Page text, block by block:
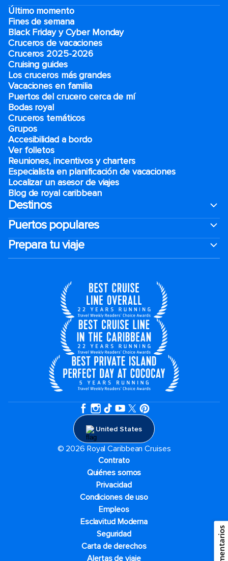
Último momento
Fines de semana
Black Friday y Cyber Monday
Cruceros de vacaciones
Cruceros 2025-2026
Cruising guides
Los cruceros más grandes
Vacaciones en familia
Puertos del crucero cerca de mí
Bodas royal
Cruceros temáticos
Grupos
Accesibilidad a bordo
Ver folletos
Reuniones, incentivos y charters​
Especialista en planificación de vacaciones
Localizar un asesor de viajes
Blog de royal caribbean
Destinos
Puertos populares
Prepara tu viaje
United States
© 2026 Royal Caribbean Cruises
Contrato
Quiénes somos
Privacidad
Condiciones de uso
Empleos
Esclavitud Moderna
Seguridad
Carta de derechos
Alertas de viaje
Comentarios